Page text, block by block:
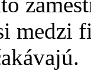
medzi